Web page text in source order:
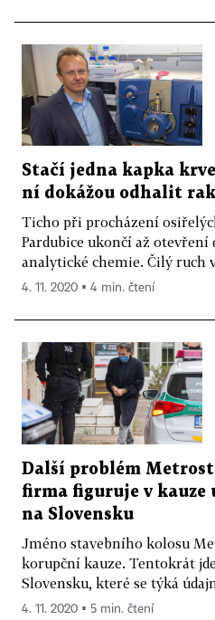
Stačí jedna kapka
ní dokážou odhalit
Ticho při procházení
Pardubice ukončí až otevření
analytické chemie. Čilý ruch
4. 11. 2020 ▪ 4 min. čtení
Další problém
firma figuruje v kauze
na Slovensku
Jméno stavebního kolosu
korupční kauze. Tentokrát
Slovensku, které se týká
4. 11. 2020 ▪ 5 min. čtení